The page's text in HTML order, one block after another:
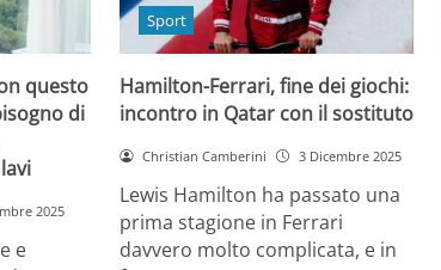
questo
di
2025
e
Sport
Hamilton-Ferrari, fine dei giochi:
incontro in Qatar con il sostituto
Christian Camberini 3 Dicembre 2025
Lewis Hamilton ha passato una
prima stagione in Ferrari
davvero molto complicata, e in